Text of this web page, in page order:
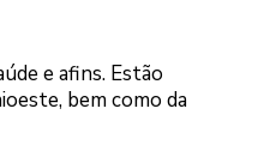
e afins. Estão
bem como da